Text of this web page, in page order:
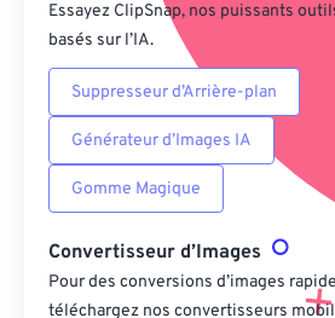
Essayez ClipSnap, nos puissants
basés sur l’IA.
Suppresseur d’Arrière-plan
Générateur d’Images IA
Gomme Magique
Convertisseur d’Images
Pour des conversions d’images
téléchargez nos convertisseurs